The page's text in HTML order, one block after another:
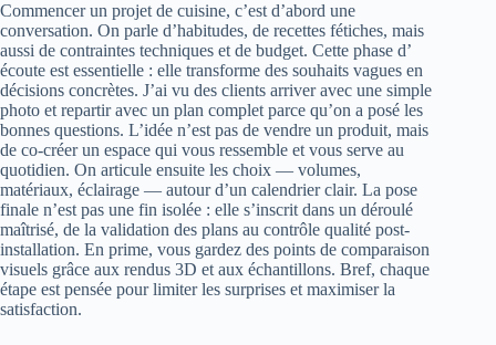
Commencer un projet de cuisine, c’est d’abord une
conversation. On parle d’habitudes, de recettes fétiches, mais
aussi de contraintes techniques et de budget. Cette phase d’
écoute est essentielle : elle transforme des souhaits vagues en
décisions concrètes. J’ai vu des clients arriver avec une simple
photo et repartir avec un plan complet parce qu’on a posé les
bonnes questions. L’idée n’est pas de vendre un produit, mais
de co-créer un espace qui vous ressemble et vous serve au
quotidien. On articule ensuite les choix — volumes,
matériaux, éclairage — autour d’un calendrier clair. La pose
finale n’est pas une fin isolée : elle s’inscrit dans un déroulé
maîtrisé, de la validation des plans au contrôle qualité post-
installation. En prime, vous gardez des points de comparaison
visuels grâce aux rendus 3D et aux échantillons. Bref, chaque
étape est pensée pour limiter les surprises et maximiser la
satisfaction.